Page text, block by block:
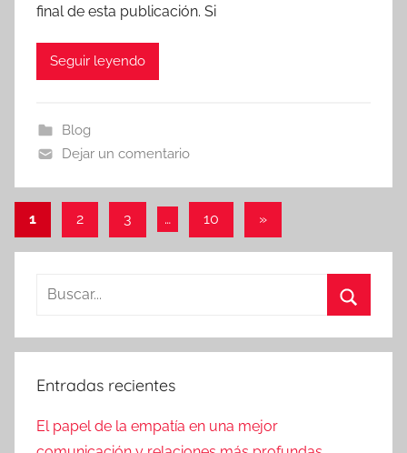
final de esta publicación. Si
Seguir leyendo
Blog
Dejar un comentario
Paginación
de
entradas
1 2 3 … 10
Entradas
»
Entradas recientes
El papel de la empatía en una mejor